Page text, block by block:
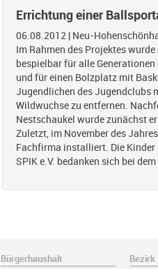
Errichtung einer
06.08.2012
Neu-
Im Rahmen des Projektes
bespielbar für alle
und für einen Bolzplatz mit
Jugendlichen des Jugendclubs
Wildwuchse zu entfernen.
Nestschaukel wurde zunächst
Zuletzt, im November des
Fachfirma installiert. Die
SPIK e.V. bedanken sich bei
Bürgerhaushalt
Bezirk